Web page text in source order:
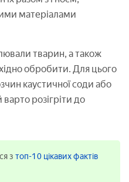
матеріалами
тварин, а також
обробити. Для цього
каустичної соди або
розігріти до
з топ-10 цікавих фактів